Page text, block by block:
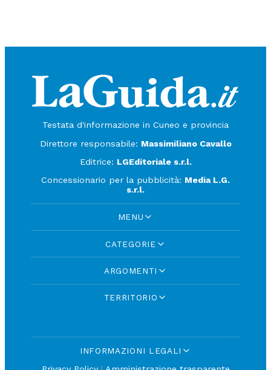
Testata d'informazione in Cuneo e provincia
Direttore responsabile: Massimiliano Cavallo
Editrice: LGEditoriale s.r.l.
Concessionario per la pubblicità: Media L.G.
s.r.l.
MENU
CATEGORIE
ARGOMENTI
TERRITORIO
INFORMAZIONI LEGALI